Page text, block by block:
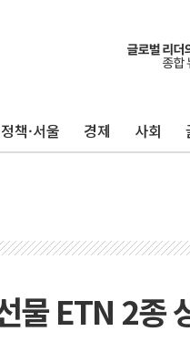
정책·서울 경제 사회
물 ETN 2종